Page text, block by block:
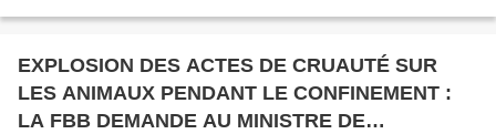
EXPLOSION DES ACTES DE CRUAUTÉ SUR
LES ANIMAUX PENDANT LE CONFINEMENT :
LA FBB DEMANDE AU MINISTRE DE